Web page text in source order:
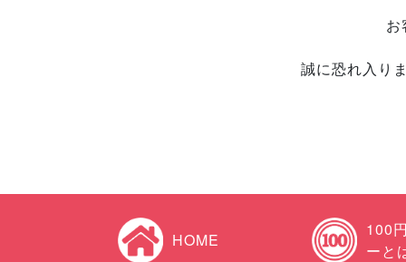
お
誠に恐れ入り
HOME
100
ーと